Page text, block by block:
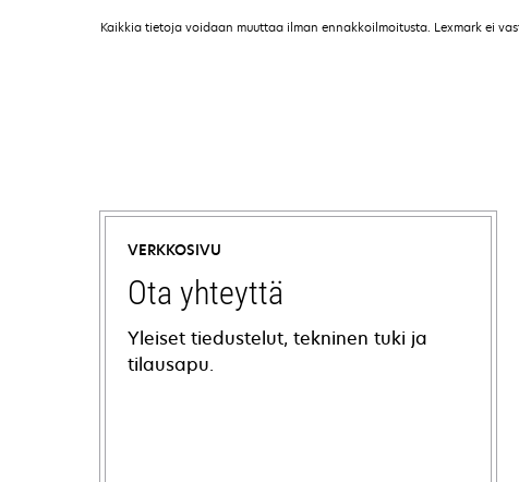
Kaikkia tietoja voidaan muuttaa ilman ennakkoilmoitusta. Lexmark ei
VERKKOSIVU
Ota yhteyttä
Yleiset tiedustelut, tekninen tuki ja
tilausapu.